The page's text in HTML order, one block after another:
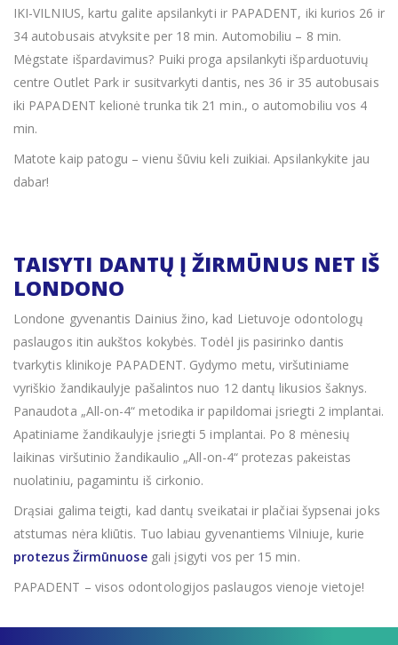
IKI-VILNIUS, kartu galite apsilankyti ir PAPADENT, iki kurios 26 ir
34 autobusais atvyksite per 18 min. Automobiliu – 8 min.
Mėgstate išpardavimus? Puiki proga apsilankyti išparduotuvių
centre Outlet Park ir susitvarkyti dantis, nes 36 ir 35 autobusais
iki PAPADENT kelionė trunka tik 21 min., o automobiliu vos 4
min.
Matote kaip patogu – vienu šūviu keli zuikiai. Apsilankykite jau
dabar!
TAISYTI DANTŲ Į ŽIRMŪNUS NET IŠ
LONDONO
Londone gyvenantis Dainius žino, kad Lietuvoje odontologų
paslaugos itin aukštos kokybės. Todėl jis pasirinko dantis
tvarkytis klinikoje PAPADENT. Gydymo metu, viršutiniame
vyriškio žandikaulyje pašalintos nuo 12 dantų likusios šaknys.
Panaudota „All-on-4“ metodika ir papildomai įsriegti 2 implantai.
Apatiniame žandikaulyje įsriegti 5 implantai. Po 8 mėnesių
laikinas viršutinio žandikaulio „All-on-4“ protezas pakeistas
nuolatiniu, pagamintu iš cirkonio.
Drąsiai galima teigti, kad dantų sveikatai ir plačiai šypsenai joks
atstumas nėra kliūtis. Tuo labiau gyvenantiems Vilniuje, kurie
protezus Žirmūnuosegali įsigyti vos per 15 min.
PAPADENT – visos odontologijos paslaugos vienoje vietoje!